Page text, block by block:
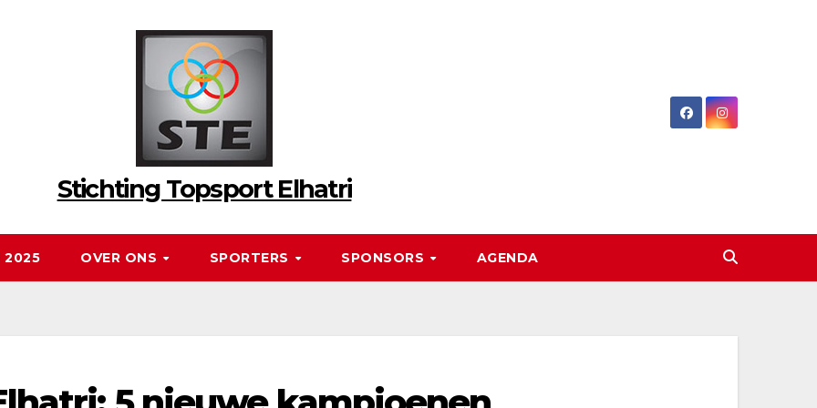
Stichting Topsport Elhatri
2025 OVER ONS SPORTERS SPONSORS AGENDA